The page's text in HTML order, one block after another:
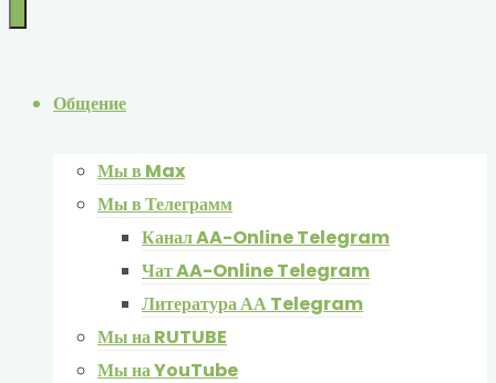
Общение
Мы в Max
Мы в Телеграмм
Канал AA-Online Telegram
Чат AA-Online Telegram
Литература АА Telegram
Мы на RUTUBE
Мы на YouTube